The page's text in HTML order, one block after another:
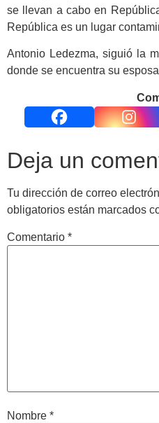
se llevan a cabo en
República es un lugar
Antonio Ledezma, siguió la
donde se encuentra su
Deja un
Tu dirección de correo
obligatorios están marcados
Comentario *
Nombre *